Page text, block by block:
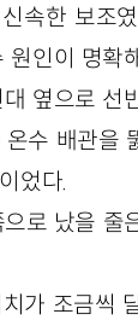
속한 보조
원인이 명확
옆으로 선
수 배관을
었다.
로 났을 줄
가 조금씩